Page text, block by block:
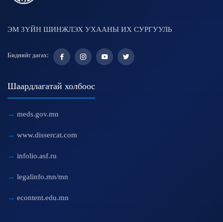
ЭМ ЗҮЙН ШИНЖЛЭХ УХААНЫ ИХ СУРГУУЛЬ
Биднийг дагах:
Шаардлагатай холбоос
meds.gov.mn
www.dissercat.com
infolio.asf.ru
legalinfo.mn/mn
econtent.edu.mn